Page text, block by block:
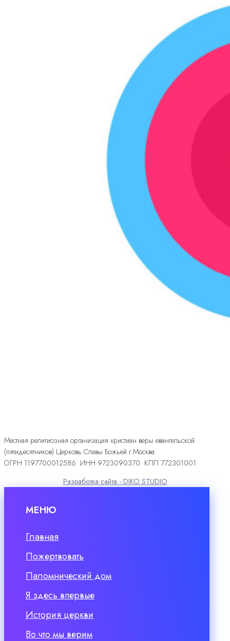
Местная религиозная организация христиан веры евангельской
(пятидесятников) Церковь Славы Божьей г.Москва
ОГРН 1197700012586 ИНН 9723090370 КПП 772301001
Разработка сайта - DIKO STUDIO
МЕНЮ
Главная
Пожертвовать
Паломнический дом
Я здесь впервые
История церкви
Во что мы верим